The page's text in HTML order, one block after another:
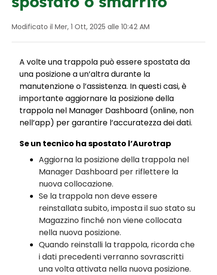
Modificato il Mer, 1 Ott, 2025 alle 10:42 AM
A volte una trappola può essere spostata da
una posizione a un’altra durante la
manutenzione o l’assistenza. In questi casi, è
importante aggiornare la posizione della
trappola nel Manager Dashboard (online, non
nell’app) per garantire l’accuratezza dei dati.
Se un tecnico ha spostato l’Aurotrap
Aggiorna la posizione della trappola nel
Manager Dashboard per riflettere la
nuova collocazione.
Se la trappola non deve essere
reinstallata subito, imposta il suo stato su
Magazzino finché non viene collocata
nella nuova posizione.
Quando reinstalli la trappola, ricorda che
i dati precedenti verranno sovrascritti
una volta attivata nella nuova posizione.